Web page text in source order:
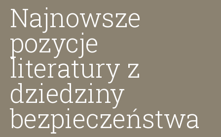
Najnowsze
pozycje
literatury z
dziedziny
bezpieczeństwa